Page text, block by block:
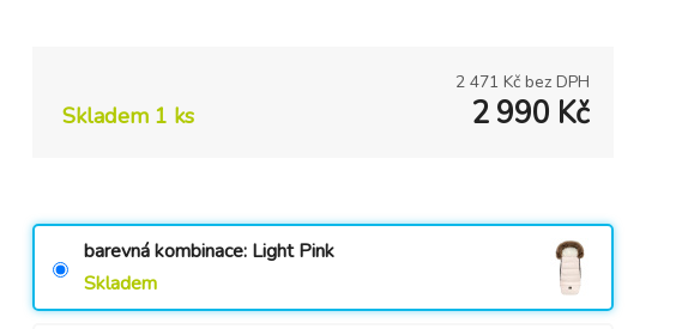
2 471 Kč bez DPH
Skladem 1 ks 2 990 Kč
barevná kombinace: Light Pink
Skladem